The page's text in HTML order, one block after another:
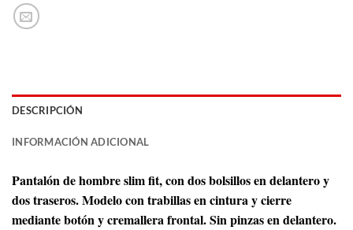
DESCRIPCIÓN
INFORMACIÓN ADICIONAL
Pantalón de hombre slim fit, con dos bolsillos en delantero y
dos traseros. Modelo con trabillas en cintura y cierre
mediante botón y cremallera frontal. Sin pinzas en delantero.